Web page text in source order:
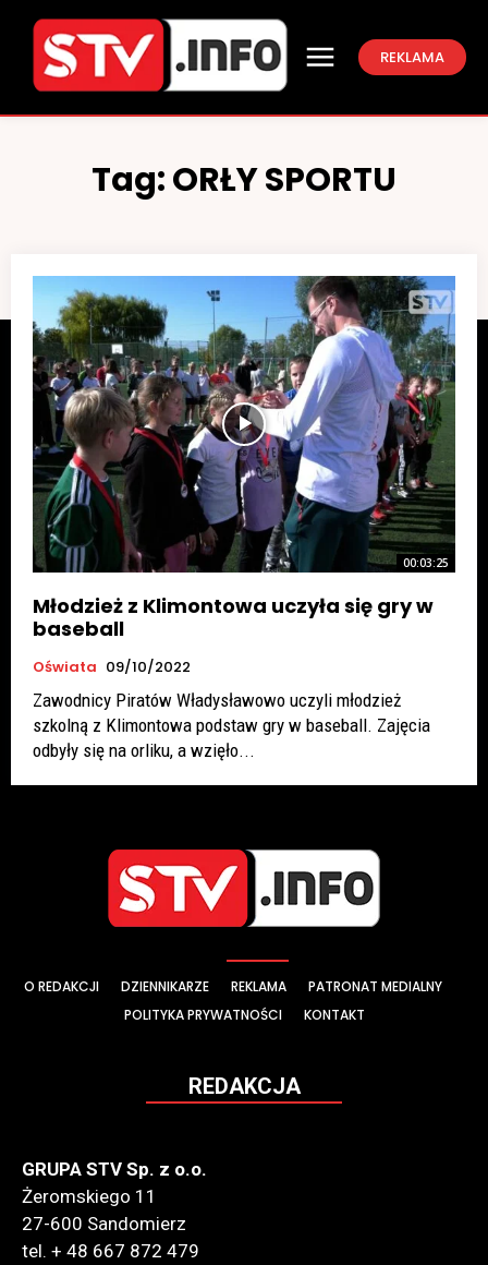
REKLAMA
Tag:ORŁY SPORTU
00:03:25
Młodzież z Klimontowa uczyła się gry w
baseball
Oświata 09/10/2022
Zawodnicy Piratów Władysławowo uczyli młodzież
szkolną z Klimontowa podstaw gry w baseball. Zajęcia
odbyły się na orliku, a wzięło...
O REDAKCJI DZIENNIKARZE REKLAMA
PATRONAT MEDIALNY
POLITYKA PRYWATNOŚCI
KONTAKT
REDAKCJA
GRUPA STV Sp. z o.o.
Żeromskiego 11
27-600 Sandomierz
tel. + 48 667 872 479